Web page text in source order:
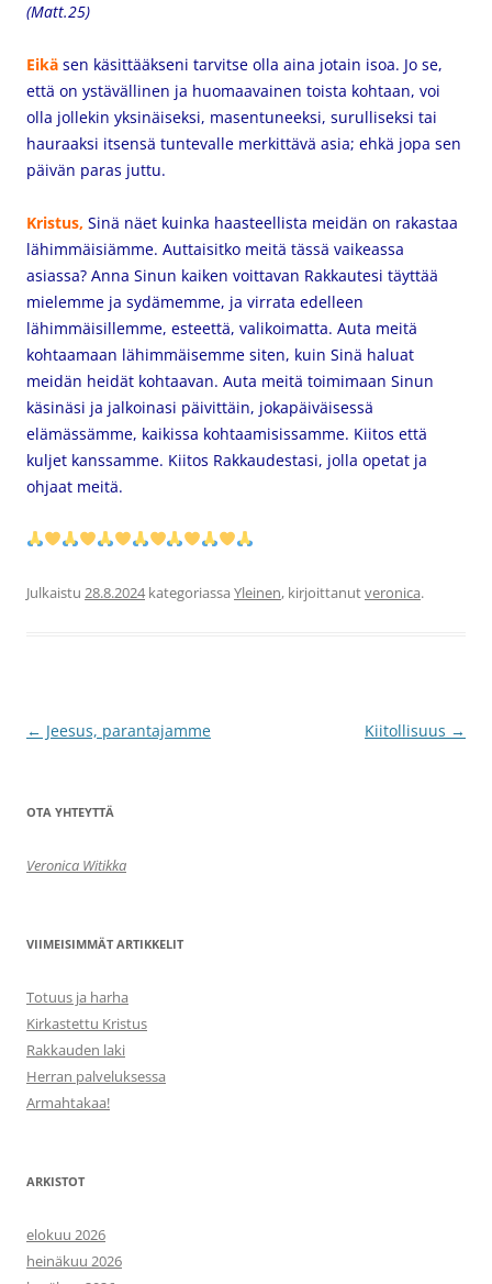
(Matt.25)
Eikä sen käsittääkseni tarvitse olla aina jotain isoa. Jo se,
että on ystävällinen ja huomaavainen toista kohtaan, voi
olla jollekin yksinäiseksi, masentuneeksi, surulliseksi tai
hauraaksi itsensä tuntevalle merkittävä asia; ehkä jopa sen
päivän paras juttu.
Kristus, Sinä näet kuinka haasteellista meidän on rakastaa
lähimmäisiämme. Auttaisitko meitä tässä vaikeassa
asiassa? Anna Sinun kaiken voittavan Rakkautesi täyttää
mielemme ja sydämemme, ja virrata edelleen
lähimmäisillemme, esteettä, valikoimatta. Auta meitä
kohtaamaan lähimmäisemme siten, kuin Sinä haluat
meidän heidät kohtaavan. Auta meitä toimimaan Sinun
käsinäsi ja jalkoinasi päivittäin, jokapäiväisessä
elämässämme, kaikissa kohtaamisissamme. Kiitos että
kuljet kanssamme. Kiitos Rakkaudestasi, jolla opetat ja
ohjaat meitä.
Julkaistu 28.8.2024kategoriassa Yleinen, kirjoittanutveronica.
Artikkelien
← Jeesus, parantajamme Kiitollisuus →
OTA YHTEYTTÄ
Veronica Witikka
VIIMEISIMMÄT ARTIKKELIT
Totuus ja harha
Kirkastettu Kristus
Rakkauden laki
Herran palveluksessa
Armahtakaa!
ARKISTOT
elokuu 2026
heinäkuu 2026